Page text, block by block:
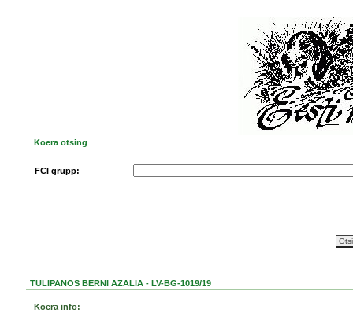
Koera otsing
FCI grupp:
TULIPANOS BERNI AZALIA - LV-BG-1019/19
Koera info: